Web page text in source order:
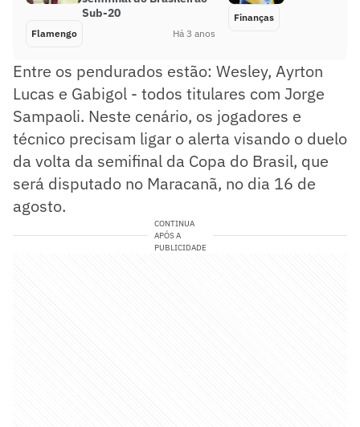
Sub-20
Flamengo Há 3 anos
Finanças
Entre os pendurados estão: Wesley, Ayrton
Lucas e Gabigol - todos titulares com Jorge
Sampaoli. Neste cenário, os jogadores e
técnico precisam ligar o alerta visando o duelo
da volta da semifinal da Copa do Brasil, que
será disputado no Maracanã, no dia 16 de
agosto.
CONTINUA
APÓS A
PUBLICIDADE